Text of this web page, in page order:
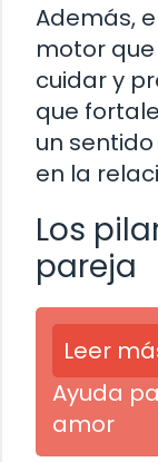
Además,
motor
cuidar y
que
un
en la
Los
pareja
Leer
Ayuda
amor